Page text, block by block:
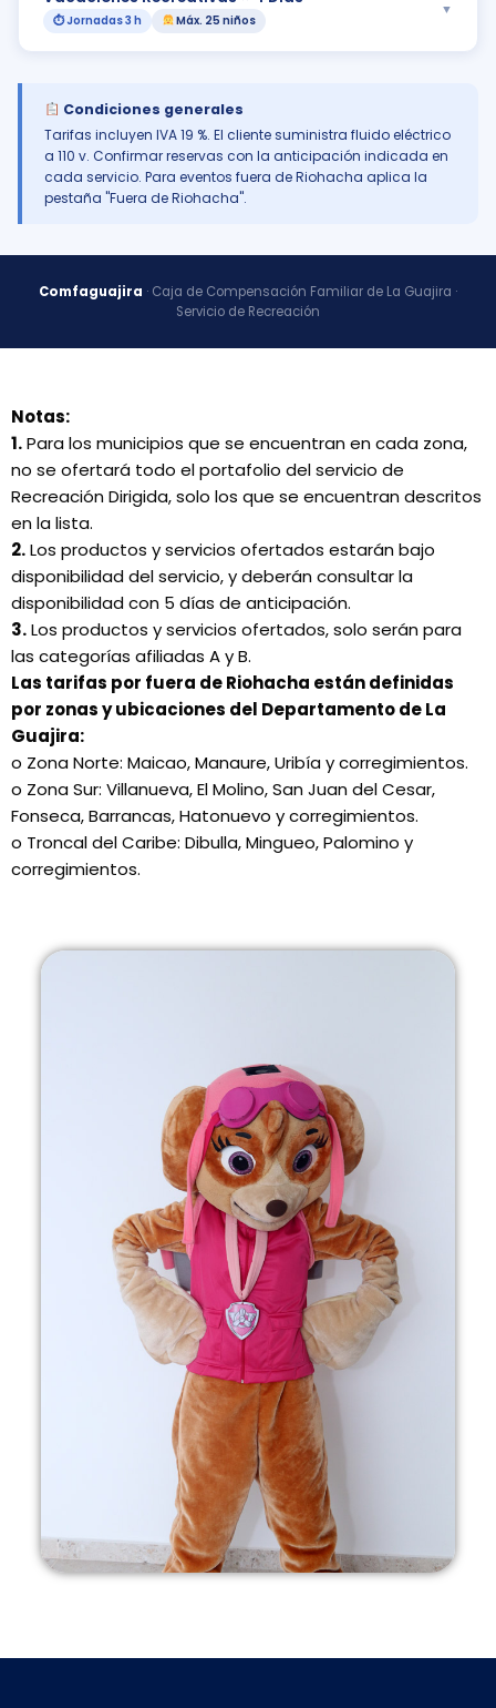
⏱ Jornadas 3 h Máx. 25 niños
▼
Condiciones generales
Tarifas incluyen IVA 19 %. El cliente suministra fluido eléctrico
a 110 v. Confirmar reservas con la anticipación indicada en
cada servicio. Para eventos fuera de Riohacha aplica la
pestaña "Fuera de Riohacha".
Comfaguajira · Caja de Compensación Familiar de La Guajira ·
Servicio de Recreación
Notas:
1.Para los municipios que se encuentran en cada zona,
no se ofertará todo el portafolio del servicio de
Recreación Dirigida, solo los que se encuentran descritos
en la lista.
2.Los productos y servicios ofertados estarán bajo
disponibilidad del servicio, y deberán consultar la
disponibilidad con 5 días de anticipación.
3.Los productos y servicios ofertados, solo serán para
las categorías afiliadas A y B.
Las tarifas por fuera de Riohacha están definidas
por zonas y ubicaciones del Departamento de La
Guajira:
o Zona Norte: Maicao, Manaure, Uribía y corregimientos.
o Zona Sur: Villanueva, El Molino, San Juan del Cesar,
Fonseca, Barrancas, Hatonuevo y corregimientos.
o Troncal del Caribe: Dibulla, Mingueo, Palomino y
corregimientos.